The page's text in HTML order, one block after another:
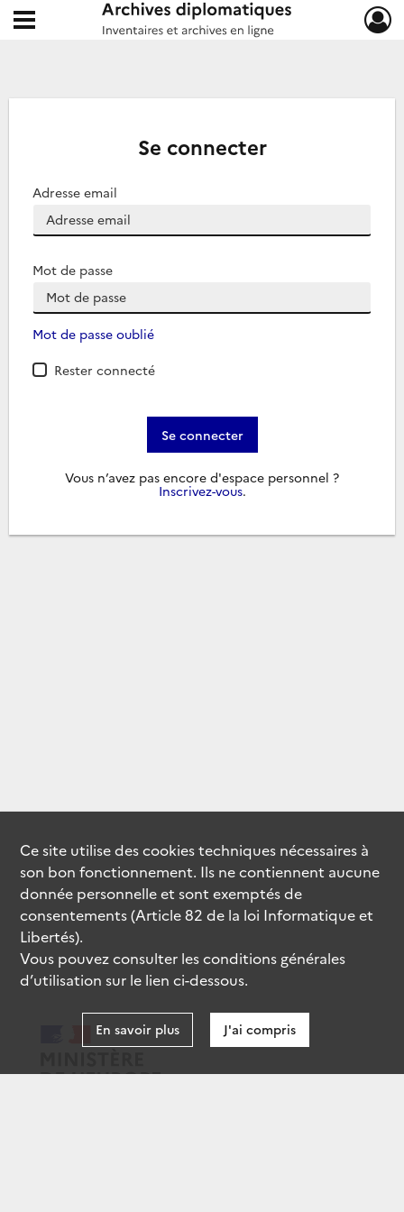
Archives diplomatiques
Ouvrir le menu déroulant
Se connecter
Adresse email
Mot de passe
Mot de passe oublié
Rester connecté
Se connecter
Vous n’avez pas encore d'espace personnel ?
Inscrivez-vous.
Ce site utilise descookiestechniques nécessaires à
son bon fonctionnement. Ils ne contiennent aucune
donnée personnelle et sont exemptés de
consentements (Article 82 de la loi Informatique et
Libertés).
Vous pouvez consulter les conditions générales
d’utilisation sur le lien ci-dessous.
En savoir plus J'ai compris